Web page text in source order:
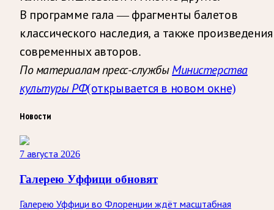
В программе гала — фрагменты балетов
классического наследия, а также произведения
современных авторов.
По материалам пресс-службыМинистерства
культуры РФ(открывается в новом окне)
Новости
7 августа 2026
Галерею Уффици обновят
Галерею Уффици во Флоренции ждёт масштабная